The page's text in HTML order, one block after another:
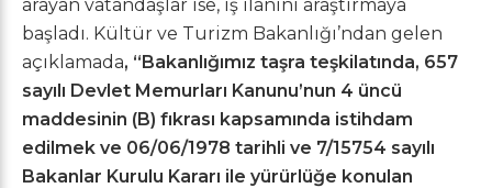
arayan vatandaşlar ise, iş ilanını araştırmaya
başladı. Kültür ve Turizm Bakanlığı’ndan gelen
açıklamada, “Bakanlığımız taşra teşkilatında, 657
sayılı Devlet Memurları Kanunu’nun 4 üncü
maddesinin (B) fıkrası kapsamında istihdam
edilmek ve 06/06/1978 tarihli ve 7/15754 sayılı
Bakanlar Kurulu Kararı ile yürürlüğe konulan